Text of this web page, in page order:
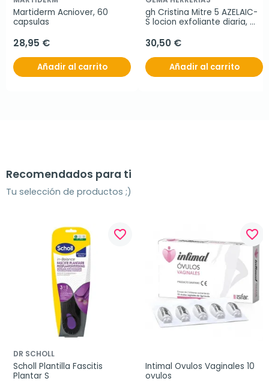
Martiderm Acniover, 60
capsulas
28,95 €
Añadir al carrito
gh Cristina Mitre 5 AZELAIC-
S locion exfoliante diaria,
30,50 €
Añadir al carrito
Recomendados para ti
Tu selección de productos ;)
favorite_border
DR SCHOLL
Scholl Plantilla Fascitis
Plantar S
favorite_border
Intimal Ovulos Vaginales 10
ovulos